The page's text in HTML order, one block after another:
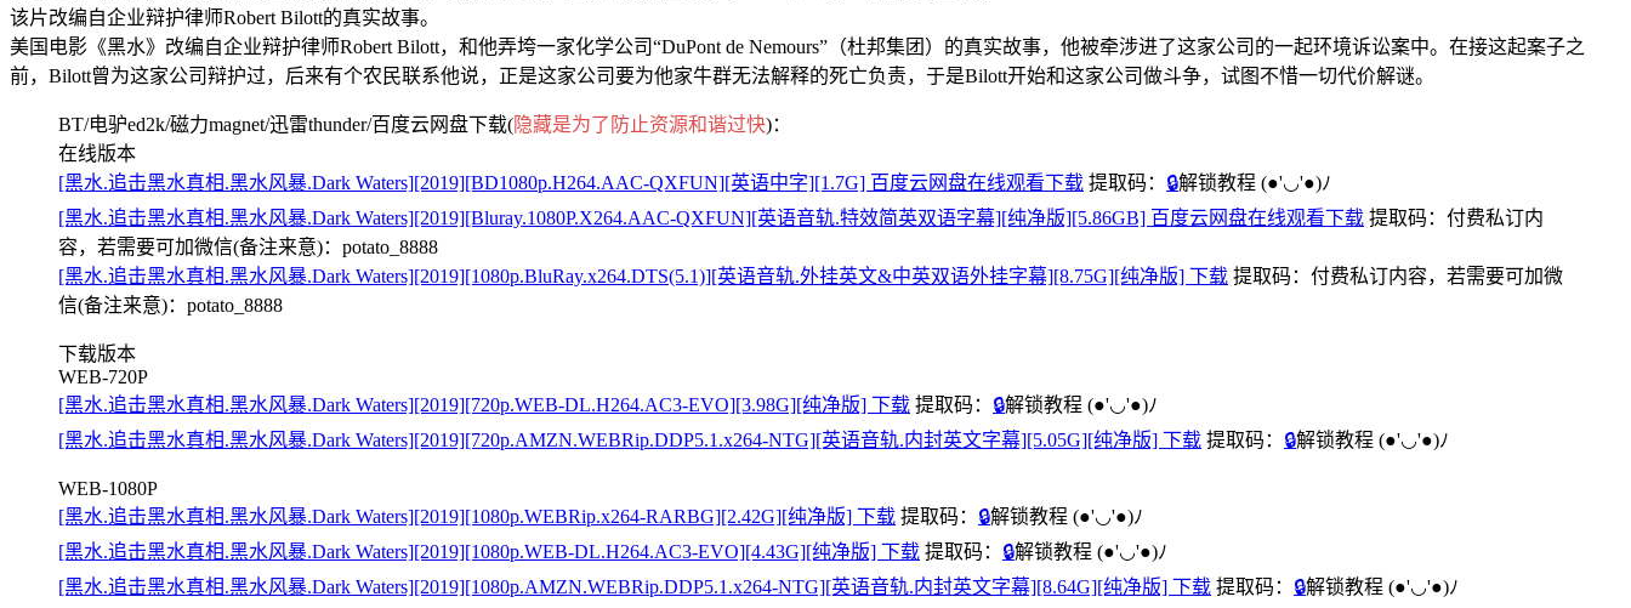
该片改编自企业辩护律师Robert Bilott的真实故事。
美国电影《黑水》改编自企业辩护律师Robert Bilott，和他弄垮一家化学公司“DuPont de Nemours”（杜邦集团）的真实故事，他被牵涉进了这家公司的一起环境诉讼案中。在接这起案子之
前，Bilott曾为这家公司辩护过，后来有个农民联系他说，正是这家公司要为他家牛群无法解释的死亡负责，于是Bilott开始和这家公司做斗争，试图不惜一切代价解谜。
BT/电驴ed2k/磁力magnet/迅雷thunder/百度云网盘下载(隐藏是为了防止资源和谐过快)：
在线版本
[黑水.追击黑水真相.黑水风暴.Dark Waters][2019][BD1080p.H264.AAC-QXFUN][英语中字][1.7G] 百度云网盘在线观看下载 提取码： 🔒解锁教程 (●'◡'●)ﾉ
[黑水.追击黑水真相.黑水风暴.Dark Waters][2019][Bluray.1080P.X264.AAC-QXFUN][英语音轨.特效简英双语字幕][纯净版][5.86GB] 百度云网盘在线观看下载 提取码： 付费私订内
容，若需要可加微信(备注来意)：potato_8888
[黑水.追击黑水真相.黑水风暴.Dark Waters][2019][1080p.BluRay.x264.DTS(5.1)][英语音轨.外挂英文&中英双语外挂字幕][8.75G][纯净版] 下载 提取码： 付费私订内容，若需要可加微
信(备注来意)：potato_8888
下载版本
WEB-720P
[黑水.追击黑水真相.黑水风暴.Dark Waters][2019][720p.WEB-DL.H264.AC3-EVO][3.98G][纯净版] 下载 提取码： 🔒解锁教程 (●'◡'●)ﾉ
[黑水.追击黑水真相.黑水风暴.Dark Waters][2019][720p.AMZN.WEBRip.DDP5.1.x264-NTG][英语音轨.内封英文字幕][5.05G][纯净版] 下载 提取码： 🔒解锁教程 (●'◡'●)ﾉ
WEB-1080P
[黑水.追击黑水真相.黑水风暴.Dark Waters][2019][1080p.WEBRip.x264-RARBG][2.42G][纯净版] 下载 提取码： 🔒解锁教程 (●'◡'●)ﾉ
[黑水.追击黑水真相.黑水风暴.Dark Waters][2019][1080p.WEB-DL.H264.AC3-EVO][4.43G][纯净版] 下载 提取码： 🔒解锁教程 (●'◡'●)ﾉ
[黑水.追击黑水真相.黑水风暴.Dark Waters][2019][1080p.AMZN.WEBRip.DDP5.1.x264-NTG][英语音轨.内封英文字幕][8.64G][纯净版] 下载 提取码： 🔒解锁教程 (●'◡'●)ﾉ